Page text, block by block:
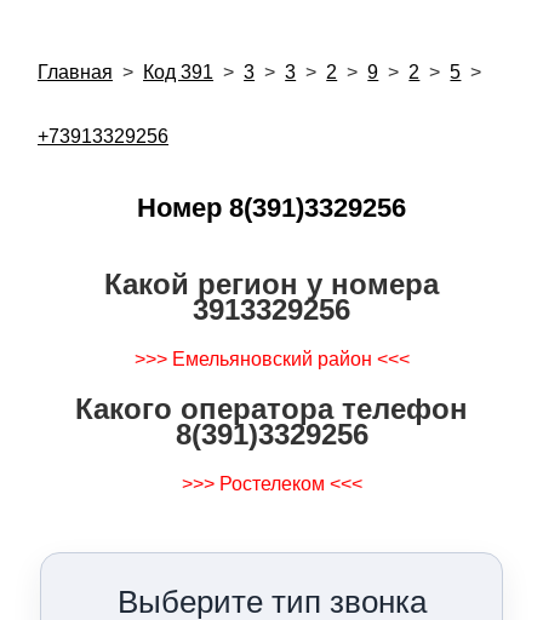
Главная > Код 391 > 3 > 3 > 2 > 9 > 2 > 5 >
+73913329256
Номер 8(391)3329256
Какой регион у номера
3913329256
>>> Емельяновский район <<<
Какого оператора телефон
8(391)3329256
>>> Ростелеком <<<
Выберите тип звонка